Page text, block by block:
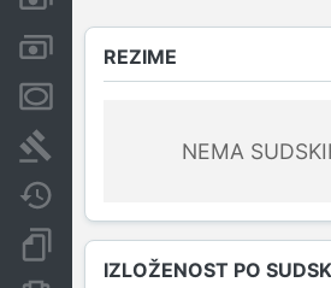
Računi i blokade
Sudski sporovi
Dokumenti i objave
REZIME
NEMA
IZLOŽENOST PO